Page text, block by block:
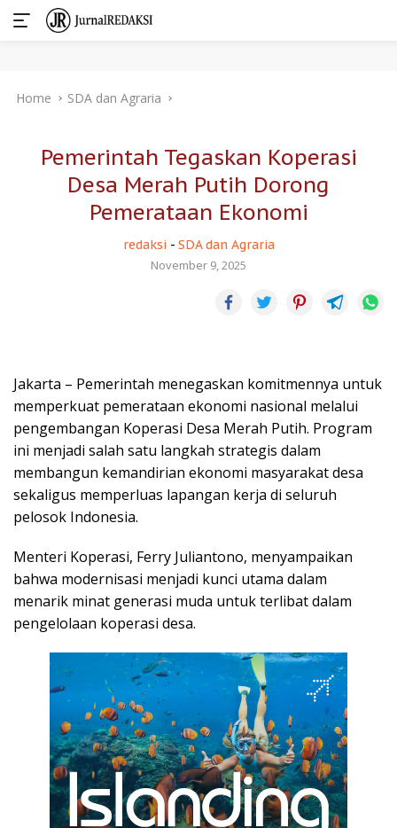
Home SDA dan Agraria
Pemerintah Tegaskan Koperasi
Desa Merah Putih Dorong
Pemerataan Ekonomi
redaksi - SDA dan Agraria
November 9, 2025
Jakarta – Pemerintah menegaskan komitmennya untuk
memperkuat pemerataan ekonomi nasional melalui
pengembangan Koperasi Desa Merah Putih. Program
ini menjadi salah satu langkah strategis dalam
membangun kemandirian ekonomi masyarakat desa
sekaligus memperluas lapangan kerja di seluruh
pelosok Indonesia.
Menteri Koperasi, Ferry Juliantono, menyampaikan
bahwa modernisasi menjadi kunci utama dalam
menarik minat generasi muda untuk terlibat dalam
pengelolaan koperasi desa.